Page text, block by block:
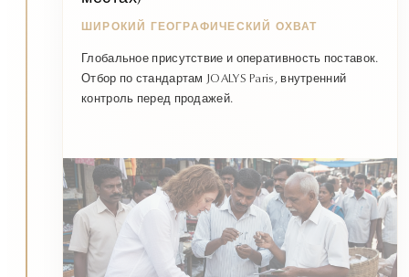
ШИРОКИЙ ГЕОГРАФИЧЕСКИЙ ОХВАТ
Глобальное присутствие и оперативность поставок.
Отбор по стандартам JOALYS Paris, внутренний
контроль перед продажей.